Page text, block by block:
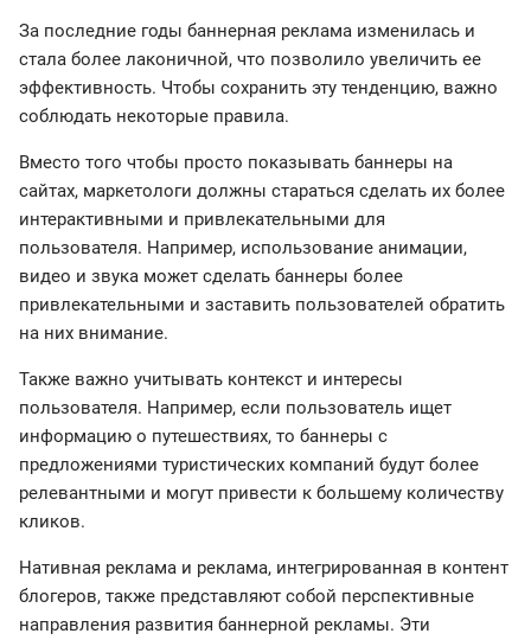
За последние годы баннерная реклама изменилась и
стала более лаконичной, что позволило увеличить ее
эффективность. Чтобы сохранить эту тенденцию, важно
соблюдать некоторые правила.
Вместо того чтобы просто показывать баннеры на
сайтах, маркетологи должны стараться сделать их более
интерактивными и привлекательными для
пользователя. Например, использование анимации,
видео и звука может сделать баннеры более
привлекательными и заставить пользователей обратить
на них внимание.
Также важно учитывать контекст и интересы
пользователя. Например, если пользователь ищет
информацию о путешествиях, то баннеры с
предложениями туристических компаний будут более
релевантными и могут привести к большему количеству
кликов.
Нативная реклама и реклама, интегрированная в контент
блогеров, также представляют собой перспективные
направления развития баннерной рекламы. Эти